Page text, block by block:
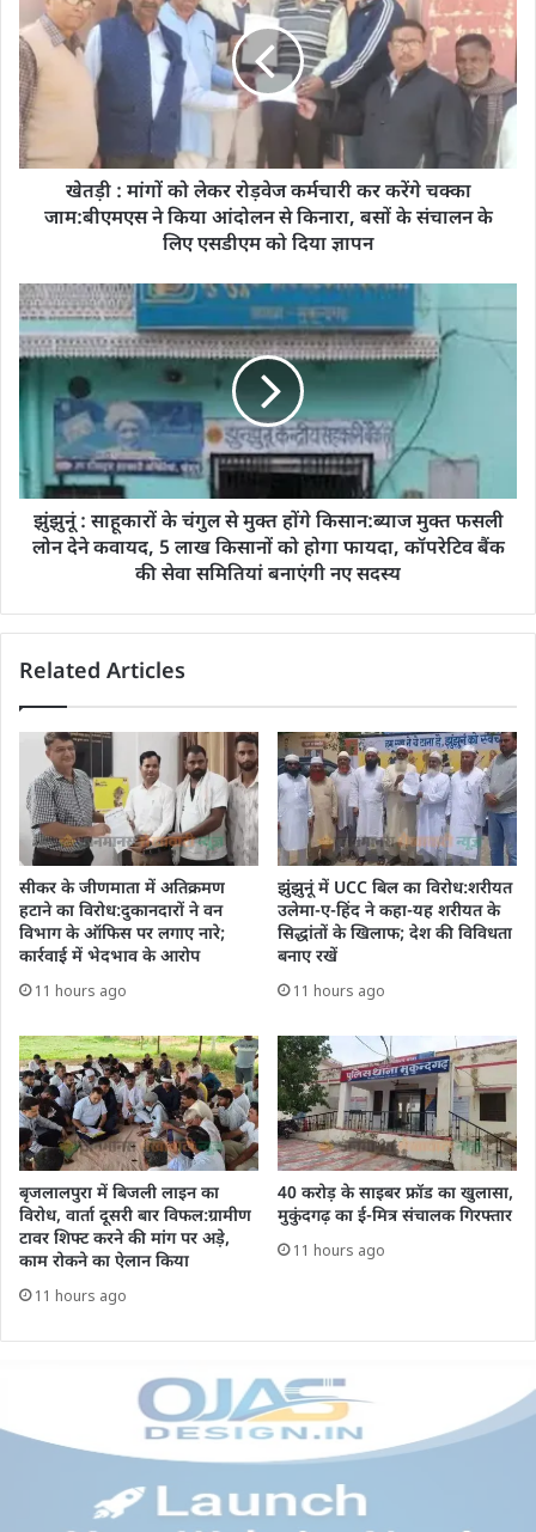
खेतड़ी : मांगों को लेकर रोड़वेज कर्मचारी कर करेंगे चक्का
जाम:बीएमएस ने किया आंदोलन से किनारा, बसों के संचालन के
लिए एसडीएम को दिया ज्ञापन
झुंझुनूं : साहूकारों के चंगुल से मुक्त होंगे किसान:ब्याज मुक्त फसली
लोन देने कवायद, 5 लाख किसानों को होगा फायदा, कॉपरेटिव बैंक
की सेवा समितियां बनाएंगी नए सदस्य
Related Articles
सीकर के जीणमाता में अतिक्रमण
हटाने का विरोध:दुकानदारों ने वन
विभाग के ऑफिस पर लगाए नारे;
कार्रवाई में भेदभाव के आरोप
11 hours ago
झुंझुनूं में UCC बिल का विरोध:शरीयत
उलेमा-ए-हिंद ने कहा-यह शरीयत के
सिद्धांतों के खिलाफ; देश की विविधता
बनाए रखें
11 hours ago
बृजलालपुरा में बिजली लाइन का
विरोध, वार्ता दूसरी बार विफल:ग्रामीण
टावर शिफ्ट करने की मांग पर अड़े,
काम रोकने का ऐलान किया
11 hours ago
40 करोड़ के साइबर फ्रॉड का खुलासा,
मुकुंदगढ़ का ई-मित्र संचालक गिरफ्तार
11 hours ago